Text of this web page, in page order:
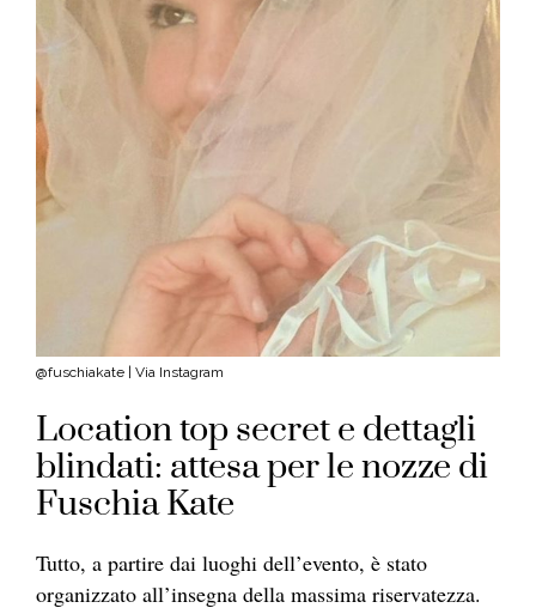
@fuschiakate | Via Instagram
Location top secret e dettagli
blindati: attesa per le nozze di
Fuschia Kate
Tutto, a partire dai luoghi dell’evento, è stato
organizzato all’insegna della massima riservatezza.